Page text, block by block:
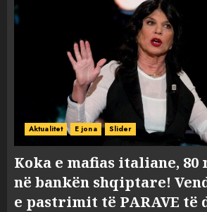
Aktualitet E jona Slider
Koka e mafias italiane,
në bankën shqiptare!
e pastrimit të PARAVE të